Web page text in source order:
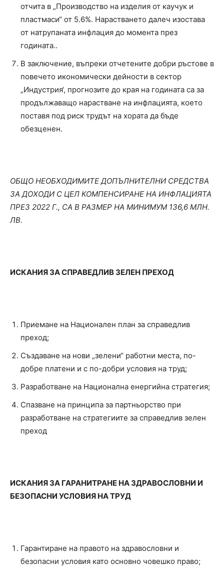
отчита в „Производство на изделия от каучук и
пластмаси“ от 5.6%. Нарастването далеч изостава
от натрупаната инфлация до момента през
годината..
В заключение, въпреки отчетените добри ръстове в
повечето икономически дейности в сектор
„Индустрия‘, прогнозите до края на годината са за
продължаващо нарастване на инфлацията, което
поставя под риск трудът на хората да бъде
обезценен.
ОБЩО НЕОБХОДИМИТЕ ДОПЪЛНИТЕЛНИ СРЕДСТВА
ЗА ДОХОДИ С ЦЕЛ КОМПЕНСИРАНЕ НА ИНФЛАЦИЯТА
ПРЕЗ 2022 Г., СА В РАЗМЕР НА МИНИМУМ 136,6 МЛН.
ЛВ.
ИСКАНИЯ ЗА СПРАВЕДЛИВ ЗЕЛЕН ПРЕХОД
Приемане на Национален план за справедлив
преход;
Създаване на нови „зелени“ работни места, по-
добре платени и с по-добри условия на труд;
Разработване на Национална енергийна стратегия;
Спазване на принципа за партньорство при
разработване на стратегиите за справедлив зелен
преход
ИСКАНИЯ ЗА ГАРАНИТРАНЕ НА ЗДРАВОСЛОВНИ И
БЕЗОПАСНИ УСЛОВИЯ НА ТРУД
Гарантиране на правото на здравословни и
безопасни условия като основно човешко право;